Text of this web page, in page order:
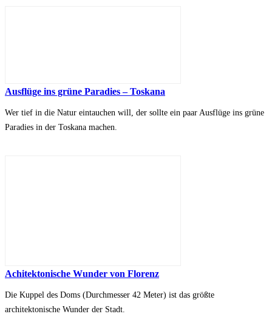
Ausflüge ins grüne Paradies – Toskana
Wer tief in die Natur eintauchen will, der sollte ein paar Ausflüge ins grüne
Paradies in der Toskana machen.
Achitektonische Wunder von Florenz
Die Kuppel des Doms (Durchmesser 42 Meter) ist das größte
architektonische Wunder der Stadt.